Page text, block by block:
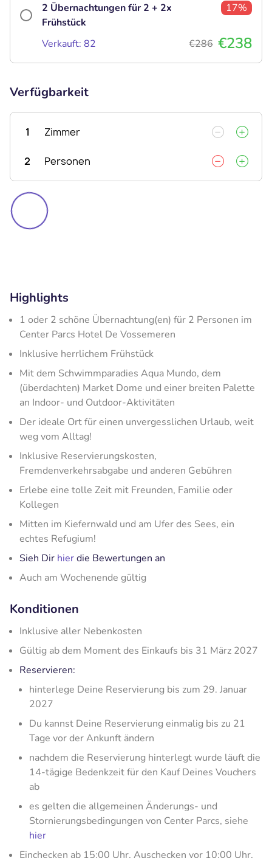
2 Übernachtungen für 2 + 2x
Frühstück
17%
Verkauft: 82 €286 €238
Verfügbarkeit
1 Zimmer
2 Personen
Highlights
1 oder 2 schöne Übernachtung(en) für 2 Personen im
Center Parcs Hotel De Vossemeren
Inklusive herrlichem Frühstück
Mit dem Schwimmparadies Aqua Mundo, dem
(überdachten) Market Dome und einer breiten Palette
an Indoor- und Outdoor-Aktivitäten
Der ideale Ort für einen unvergesslichen Urlaub, weit
weg vom Alltag!
Inklusive Reservierungskosten,
Fremdenverkehrsabgabe und anderen Gebühren
Erlebe eine tolle Zeit mit Freunden, Familie oder
Kollegen
Mitten im Kiefernwald und am Ufer des Sees, ein
echtes Refugium!
Sieh Dir hierdie Bewertungen an
Auch am Wochenende gültig
Konditionen
Inklusive aller Nebenkosten
Gültig ab dem Moment des Einkaufs bis 31 März 2027
Reservieren:
hinterlege Deine Reservierung bis zum 29. Januar
2027
Du kannst Deine Reservierung einmalig bis zu 21
Tage vor der Ankunft ändern
nachdem die Reservierung hinterlegt wurde läuft die
14-tägige Bedenkzeit für den Kauf Deines Vouchers
ab
es gelten die allgemeinen Änderungs- und
Stornierungsbedingungen von Center Parcs, siehe
hier
Einchecken ab 15:00 Uhr, Auschecken vor 10:00 Uhr,